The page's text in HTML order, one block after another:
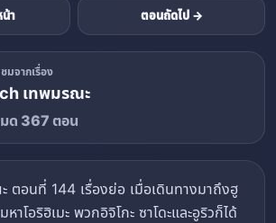
า ตอนถัดไป →
มจากเรื่อง
เทพมรณะ
ด 367 ตอน
ตอนที่ 144 เรื่องย่อ เมื่อเดินทางมาถึงฮู
หาโอริฮิเมะ พวกอิจิโกะ ซาโดะและอูริวก็ได้